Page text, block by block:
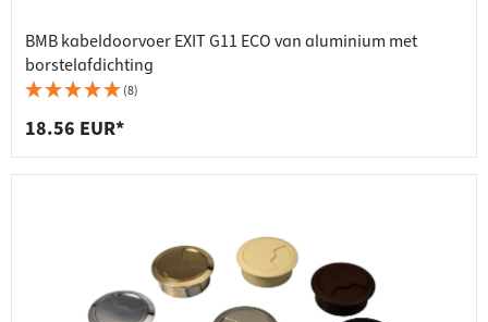
BMB kabeldoorvoer EXIT G11 ECO van aluminium met
borstelafdichting
(8)
18.56 EUR*